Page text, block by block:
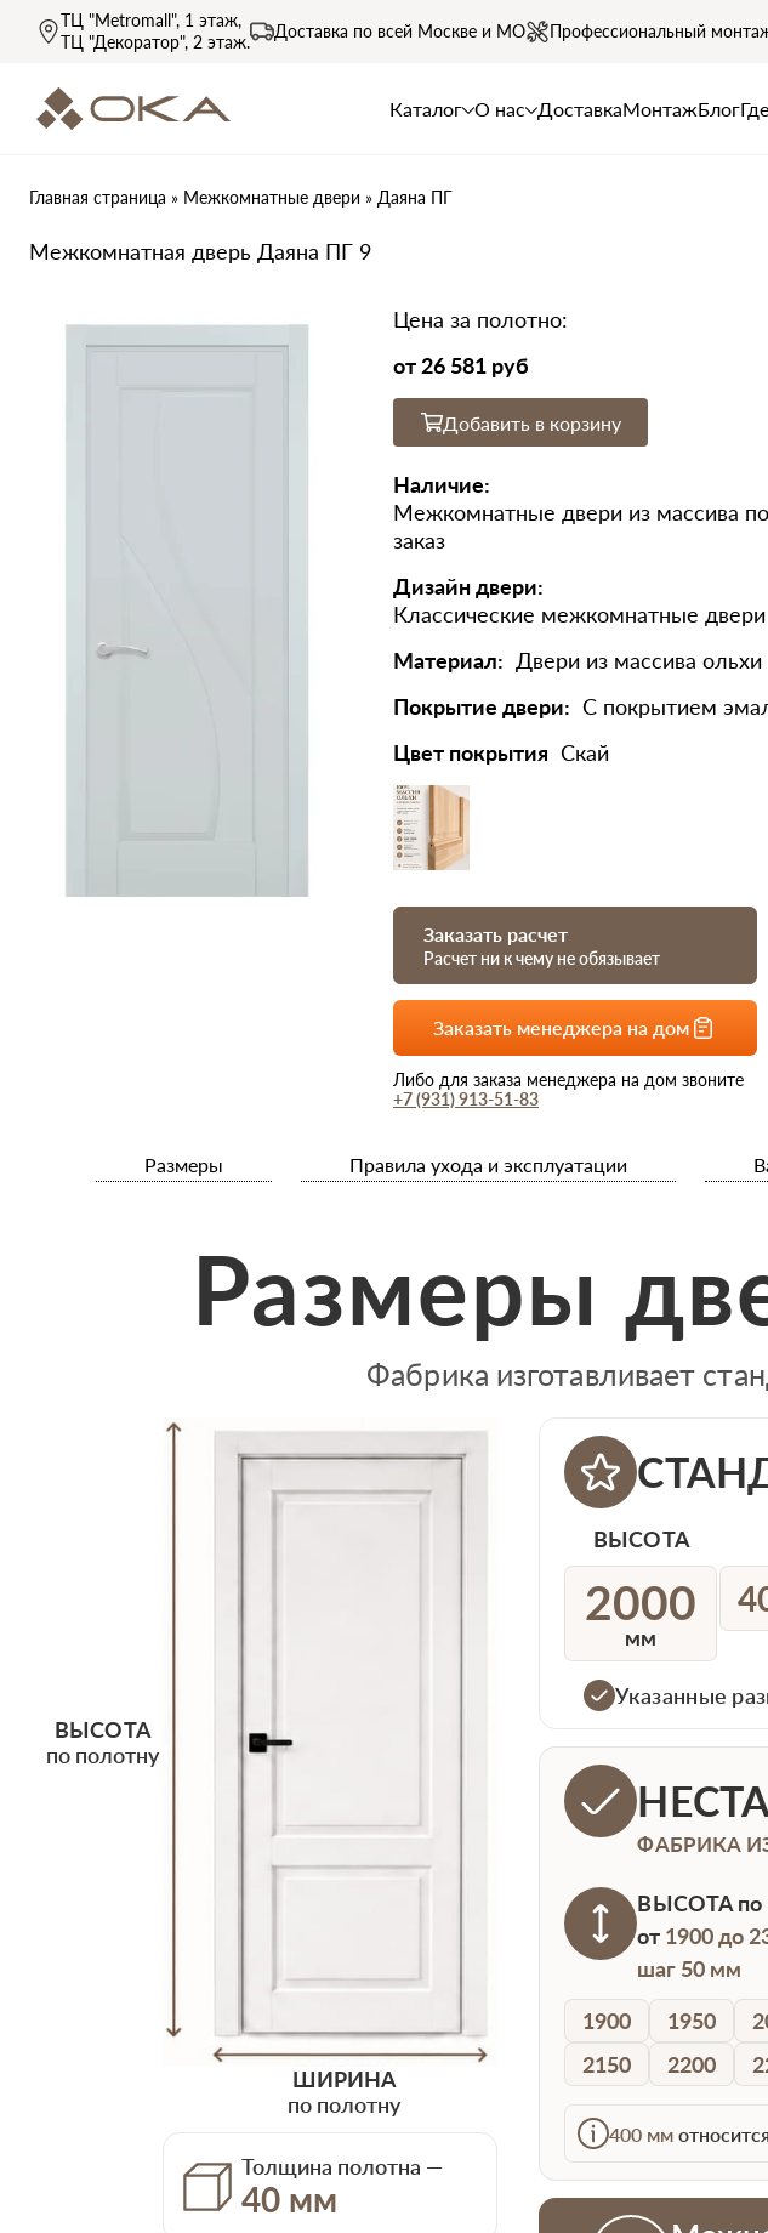
ТЦ "Metromall", 1 этаж,
ТЦ "Декоратор", 2 этаж.
Доставка по всей Москве и МО Профессиональный
Каталог О нас ДоставкаМонтажБлог
Главная страница » Межкомнатные двери » Даяна ПГ
Межкомнатная дверь Даяна ПГ 9
Цена за полотно:
от 26 581 руб
Добавить в корзину
Наличие:
Межкомнатные двери из массива
заказ
Дизайн двери:
Классические межкомнатные двери
Материал: Двери из массива ольхи
Покрытие двери: С покрытием
Цвет покрытия Скай
Заказать расчет
Расчет ни к чему не обязывает
Заказать менеджера на дом
Либо для заказа менеджера на дом звоните
+7 (931) 913-51-83
Размеры Правила ухода и эксплуатации
Размеры
Фабрика изготавливает
ВЫСОТА
по полотну
ШИРИНА
по полотну
Толщина полотна —
40 мм
ВЫСОТА
2000
мм
Указанные
ФАБРИКА
ВЫСОТА по
от 1900 до
шаг 50 мм
1900
1950
2150
2200
400 мм